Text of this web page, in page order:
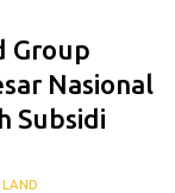
Group
Nasional
Subsidi